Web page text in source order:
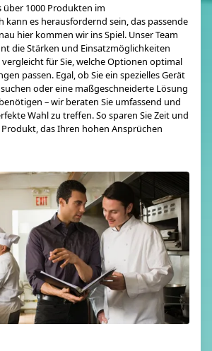
über 1000 Produkten im
kann es herausfordernd sein, das passende
hier kommen wir ins Spiel. Unser Team
die Stärken und Einsatzmöglichkeiten
für Sie, welche Optionen optimal
passen. Egal, ob Sie ein spezielles Gerät
oder eine maßgeschneiderte Lösung
– wir beraten Sie umfassend und
Wahl zu treffen. So sparen Sie Zeit und
das Ihren hohen Ansprüchen